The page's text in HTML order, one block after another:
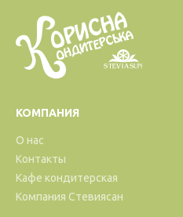
КОМПАНИЯ
О нас
Контакты
Кафе кондитерская
Компания Стевиясан